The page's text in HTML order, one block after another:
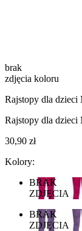
brak
zdjęcia koloru
Rajstopy dla dzieci
Rajstopy dla dzieci
30,90 zł
Kolory:
BRAK
ZDJĘCIA
BRAK
ZDJĘCIA